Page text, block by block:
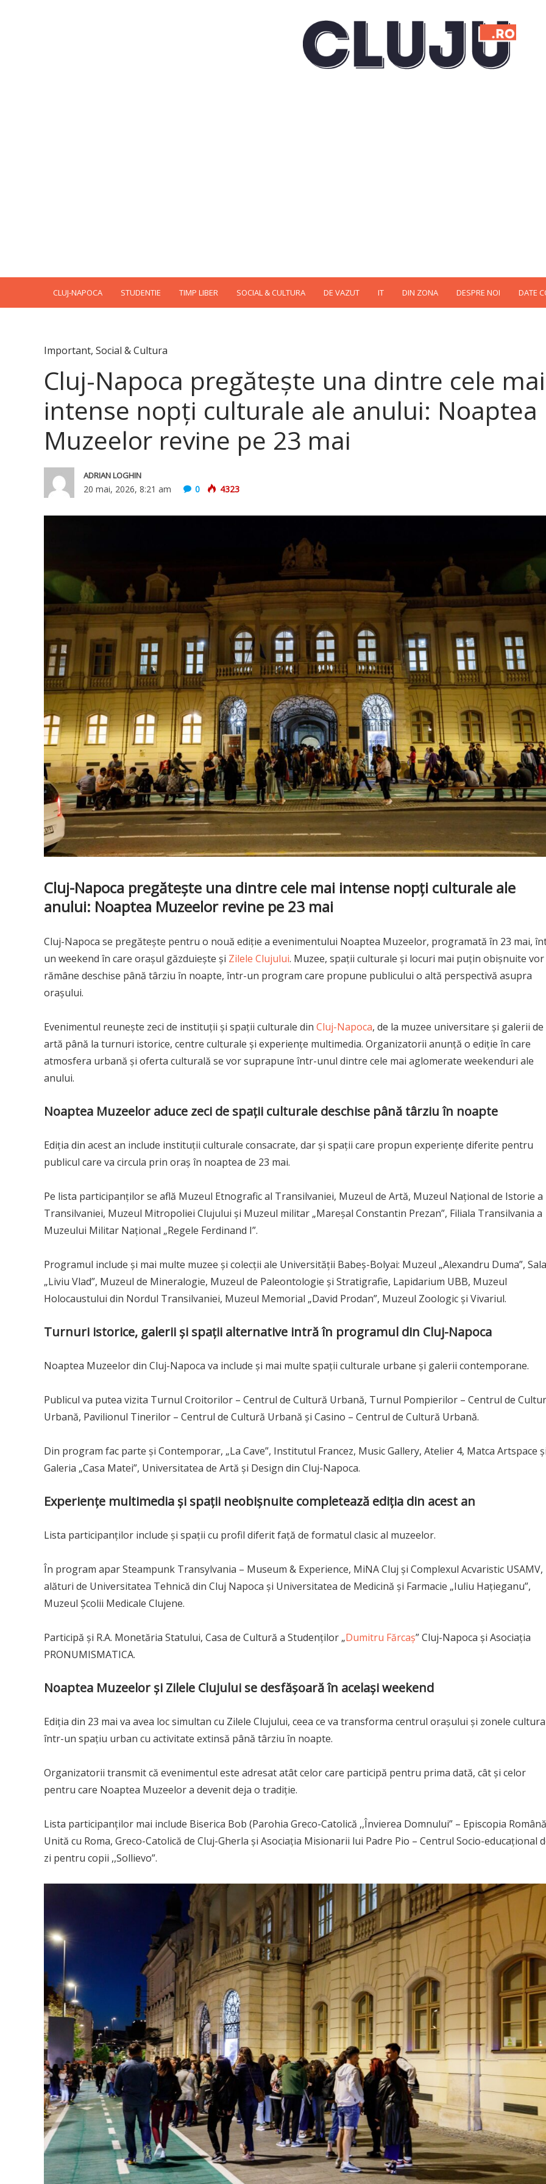
CLUJ-NAPOCA STUDENTIE TIMP LIBER SOCIAL & CULTURA DE VAZUT IT DIN ZONA DESPRE NOI DATE
Important, Social & Cultura
Cluj-Napoca pregătește una dintre cele mai
intense nopți culturale ale anului: Noaptea
Muzeelor revine pe 23 mai
ADRIAN LOGHIN
20 mai, 2026, 8:21 am 0 4323
Cluj-Napoca pregătește una dintre cele mai intense nopți culturale ale
anului: Noaptea Muzeelor revine pe 23 mai
Cluj-Napoca se pregătește pentru o nouă ediție a evenimentului Noaptea Muzeelor, programată în 23 mai,
un weekend în care orașul găzduiește și Zilele Clujului. Muzee, spații culturale și locuri mai puțin obișnuite vor
rămâne deschise până târziu în noapte, într-un program care propune publicului o altă perspectivă asupra
orașului.
Evenimentul reunește zeci de instituții și spații culturale din Cluj-Napoca, de la muzee universitare și galerii de
artă până la turnuri istorice, centre culturale și experiențe multimedia. Organizatorii anunță o ediție în care
atmosfera urbană și oferta culturală se vor suprapune într-unul dintre cele mai aglomerate weekenduri ale
anului.
Noaptea Muzeelor aduce zeci de spații culturale deschise până târziu în noapte
Ediția din acest an include instituții culturale consacrate, dar și spații care propun experiențe diferite pentru
publicul care va circula prin oraș în noaptea de 23 mai.
Pe lista participanților se află Muzeul Etnografic al Transilvaniei, Muzeul de Artă, Muzeul Național de Istorie a
Transilvaniei, Muzeul Mitropoliei Clujului și Muzeul militar „Mareșal Constantin Prezan”, Filiala Transilvania a
Muzeului Militar Național „Regele Ferdinand I”.
Programul include și mai multe muzee și colecții ale Universității Babeș-Bolyai: Muzeul „Alexandru Duma”, Sala
„Liviu Vlad”, Muzeul de Mineralogie, Muzeul de Paleontologie și Stratigrafie, Lapidarium UBB, Muzeul
Holocaustului din Nordul Transilvaniei, Muzeul Memorial „David Prodan”, Muzeul Zoologic și Vivariul.
Turnuri istorice, galerii și spații alternative intră în programul din Cluj-Napoca
Noaptea Muzeelor din Cluj-Napoca va include și mai multe spații culturale urbane și galerii contemporane.
Publicul va putea vizita Turnul Croitorilor – Centrul de Cultură Urbană, Turnul Pompierilor – Centrul de
Urbană, Pavilionul Tinerilor – Centrul de Cultură Urbană și Casino – Centrul de Cultură Urbană.
Din program fac parte și Contemporar, „La Cave”, Institutul Francez, Music Gallery, Atelier 4, Matca Artspace
Galeria „Casa Matei”, Universitatea de Artă și Design din Cluj-Napoca.
Experiențe multimedia și spații neobișnuite completează ediția din acest an
Lista participanților include și spații cu profil diferit față de formatul clasic al muzeelor.
În program apar Steampunk Transylvania – Museum & Experience, MiNA Cluj și Complexul Acvaristic USAMV,
alături de Universitatea Tehnică din Cluj Napoca și Universitatea de Medicină și Farmacie „Iuliu Hațieganu”,
Muzeul Școlii Medicale Clujene.
Participă și R.A. Monetăria Statului, Casa de Cultură a Studenților „Dumitru Fărcaș” Cluj-Napoca și Asociația
PRONUMISMATICA.
Noaptea Muzeelor și Zilele Clujului se desfășoară în același weekend
Ediția din 23 mai va avea loc simultan cu Zilele Clujului, ceea ce va transforma centrul orașului și zonele
într-un spațiu urban cu activitate extinsă până târziu în noapte.
Organizatorii transmit că evenimentul este adresat atât celor care participă pentru prima dată, cât și celor
pentru care Noaptea Muzeelor a devenit deja o tradiție.
Lista participanților mai include Biserica Bob (Parohia Greco-Catolică ,,Învierea Domnului” – Episcopia Română
Unită cu Roma, Greco-Catolică de Cluj-Gherla și Asociația Misionarii lui Padre Pio – Centrul Socio-educațional
zi pentru copii ,,Sollievo”.